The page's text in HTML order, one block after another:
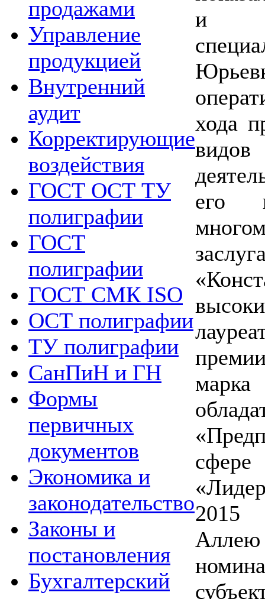
продажами
Управление
продукцией
Внутренний
аудит
Корректирующие
воздействия
ГОСТ ОСТ ТУ
полиграфии
ГОСТ
полиграфии
ГОСТ СМК ISO
ОСТ полиграфии
ТУ полиграфии
СанПиН и ГН
Формы
первичных
документов
Экономика и
законодательство
Законы и
постановления
Бухгалтерский
и
хода
его
сфере
2015